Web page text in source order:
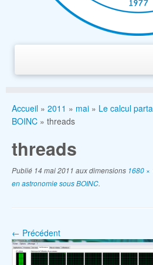
Accueil » 2011 » mai » Le calcul
BOINC » threads
threads
Publié 14 mai 2011 aux dimensions 1680 ×
en astronomie sous BOINC.
← Précédent